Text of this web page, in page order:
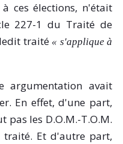
ces élections, n'était
227-1 du Traité de
traité « s'applique à
argumentation avait
En effet, d'une part,
pas les D.O.M.-T.O.M.
Et d'autre part,